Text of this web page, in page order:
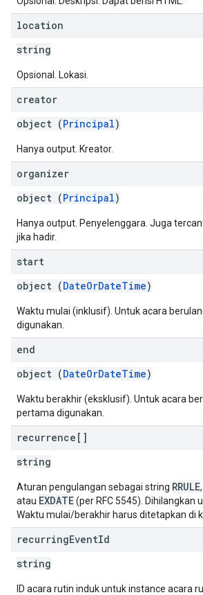
location
string
Opsional. Lokasi.
creator
object (Principal)
Hanya output. Kreator.
organizer
object (Principal)
Hanya output. Penyelenggara. Juga
jika hadir.
start
object (DateOrDateTime)
Waktu mulai (inklusif). Untuk acara
digunakan.
end
object (DateOrDateTime)
Waktu berakhir (eksklusif). Untuk acara
pertama digunakan.
recurrence[]
string
Aturan pengulangan sebagai string RRULE,
atau EXDATE(per RFC 5545). Dihilangkan
Waktu mulai/berakhir harus ditetapkan di
recurringEventId
string
ID acara rutin induk untuk instance acara